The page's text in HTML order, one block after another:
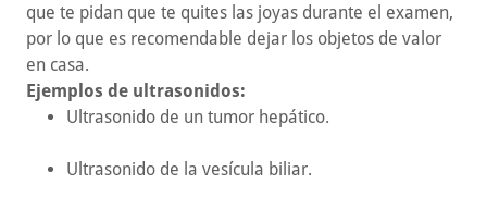
que te pidan que te quites las joyas durante el examen,
por lo que es recomendable dejar los objetos de valor
en casa.
Ejemplos de ultrasonidos:
Ultrasonido de un tumor hepático.
Ultrasonido de la vesícula biliar.